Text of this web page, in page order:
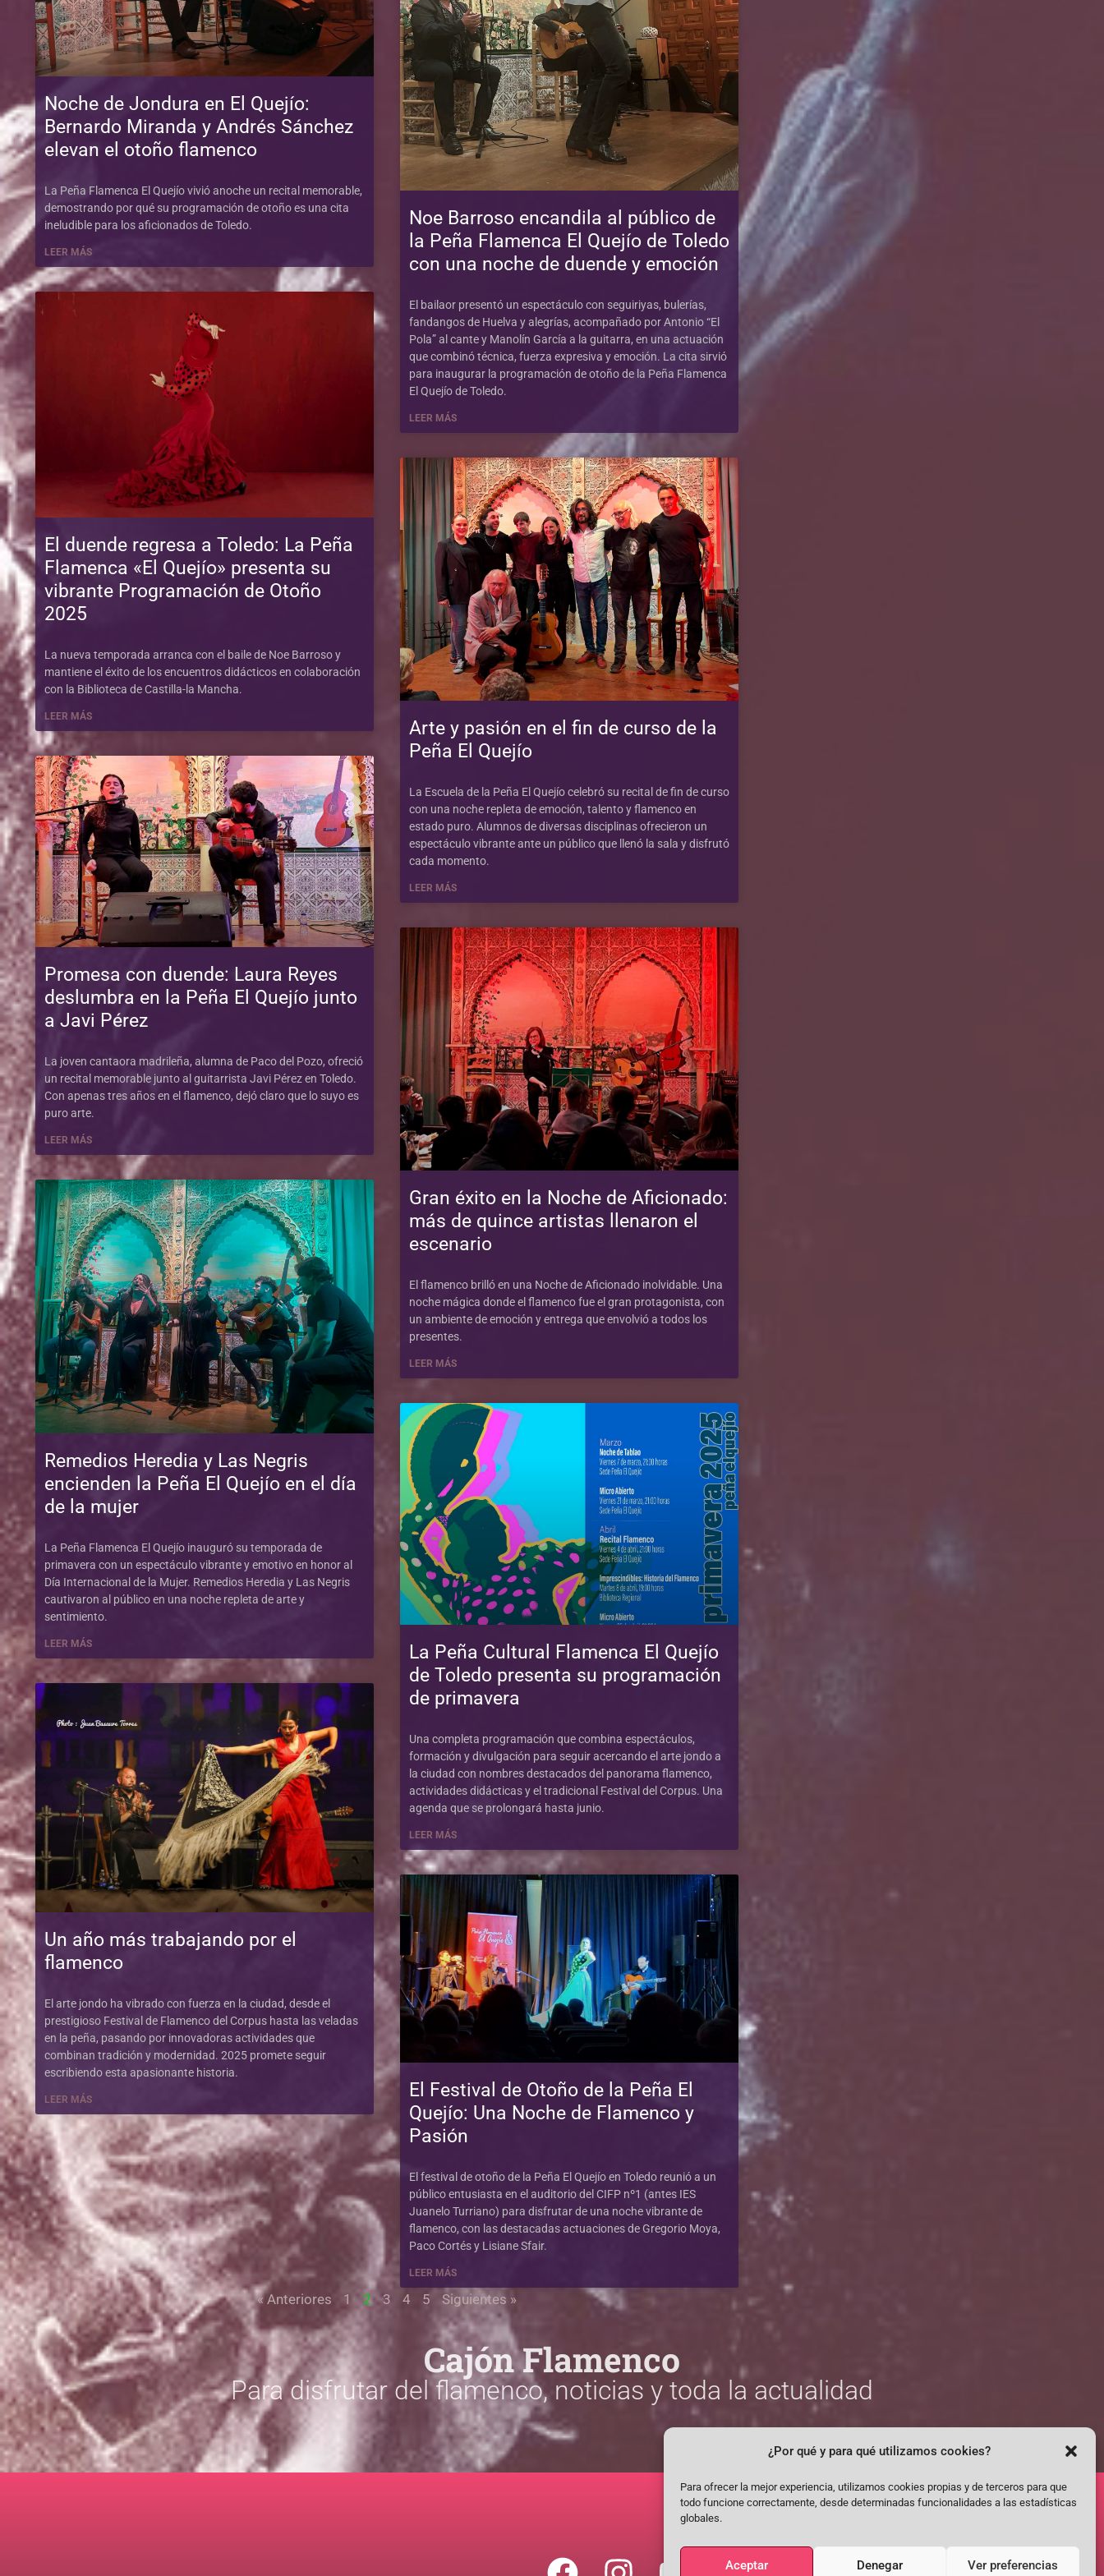
¿Por qué y para qué utilizamos cookies?
Para ofrecer la mejor experiencia, utilizamos cookies propias y de terceros para que
todo funcione correctamente, desde determinadas funcionalidades a las estadísticas
globales.
Aceptar Denegar Ver preferencias
Noche de Jondura en El Quejío:
Bernardo Miranda y Andrés Sánchez
elevan el otoño flamenco
La Peña Flamenca El Quejío vivió anoche un recital memorable,
demostrando por qué su programación de otoño es una cita
ineludible para los aficionados de Toledo.
LEER MÁS
Noe Barroso encandila al público de
la Peña Flamenca El Quejío de Toledo
con una noche de duende y emoción
El bailaor presentó un espectáculo con seguiriyas, bulerías,
fandangos de Huelva y alegrías, acompañado por Antonio “El
Pola” al cante y Manolín García a la guitarra, en una actuación
que combinó técnica, fuerza expresiva y emoción. La cita sirvió
para inaugurar la programación de otoño de la Peña Flamenca
El Quejío de Toledo.
LEER MÁS
El duende regresa a Toledo: La Peña
Flamenca «El Quejío» presenta su
vibrante Programación de Otoño
2025
La nueva temporada arranca con el baile de Noe Barroso y
mantiene el éxito de los encuentros didácticos en colaboración
con la Biblioteca de Castilla-la Mancha.
LEER MÁS
Arte y pasión en el fin de curso de la
Peña El Quejío
La Escuela de la Peña El Quejío celebró su recital de fin de curso
con una noche repleta de emoción, talento y flamenco en
estado puro. Alumnos de diversas disciplinas ofrecieron un
espectáculo vibrante ante un público que llenó la sala y disfrutó
cada momento.
LEER MÁS
Promesa con duende: Laura Reyes
deslumbra en la Peña El Quejío junto
a Javi Pérez
La joven cantaora madrileña, alumna de Paco del Pozo, ofreció
un recital memorable junto al guitarrista Javi Pérez en Toledo.
Con apenas tres años en el flamenco, dejó claro que lo suyo es
puro arte.
LEER MÁS
Gran éxito en la Noche de Aficionado:
más de quince artistas llenaron el
escenario
El flamenco brilló en una Noche de Aficionado inolvidable. Una
noche mágica donde el flamenco fue el gran protagonista, con
un ambiente de emoción y entrega que envolvió a todos los
presentes.
LEER MÁS
Remedios Heredia y Las Negris
encienden la Peña El Quejío en el día
de la mujer
La Peña Flamenca El Quejío inauguró su temporada de
primavera con un espectáculo vibrante y emotivo en honor al
Día Internacional de la Mujer. Remedios Heredia y Las Negris
cautivaron al público en una noche repleta de arte y
sentimiento.
LEER MÁS
La Peña Cultural Flamenca El Quejío
de Toledo presenta su programación
de primavera
Una completa programación que combina espectáculos,
formación y divulgación para seguir acercando el arte jondo a
la ciudad con nombres destacados del panorama flamenco,
actividades didácticas y el tradicional Festival del Corpus. Una
agenda que se prolongará hasta junio.
LEER MÁS
Un año más trabajando por el
flamenco
El arte jondo ha vibrado con fuerza en la ciudad, desde el
prestigioso Festival de Flamenco del Corpus hasta las veladas
en la peña, pasando por innovadoras actividades que
combinan tradición y modernidad. 2025 promete seguir
escribiendo esta apasionante historia.
LEER MÁS
El Festival de Otoño de la Peña El
Quejío: Una Noche de Flamenco y
Pasión
El festival de otoño de la Peña El Quejío en Toledo reunió a un
público entusiasta en el auditorio del CIFP nº1 (antes IES
Juanelo Turriano) para disfrutar de una noche vibrante de
flamenco, con las destacadas actuaciones de Gregorio Moya,
Paco Cortés y Lisiane Sfair.
LEER MÁS
« Anteriores 1 2 3 4 5 Siguientes »
Cajón Flamenco
Para disfrutar del flamenco, noticias y toda la actualidad
VISITA LA SECCIÓN
NUESTRA DIRECCIÓN:
Plaza del Poeta Federico García Lorca 4, Toledo